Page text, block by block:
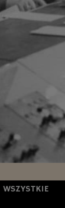
WSZYSTKIE